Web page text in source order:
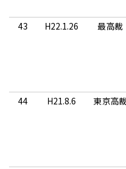
43
H22.1.26 最高裁
44
H21.8.6 東京高